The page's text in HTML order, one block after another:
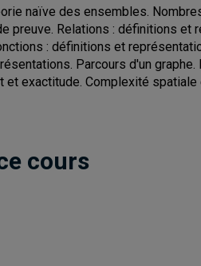
naïve des ensembles.
preuve. Relations : définitions et
: définitions et
Parcours d'un graphe.
et exactitude. Complexité
cours